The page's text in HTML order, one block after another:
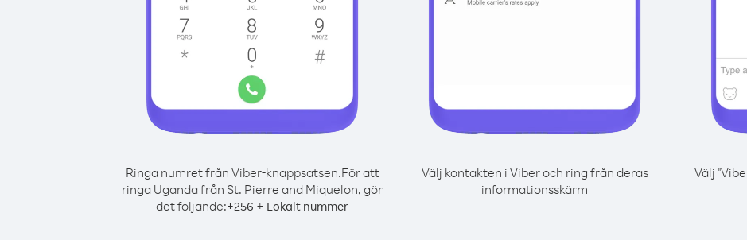
Ringa numret från Viber-knappsatsen.För att
ringa Uganda från St. Pierre and Miquelon, gör
det följande:+256 + Lokalt nummer
Välj kontakten i Viber och ring från deras
informationsskärm
Välj